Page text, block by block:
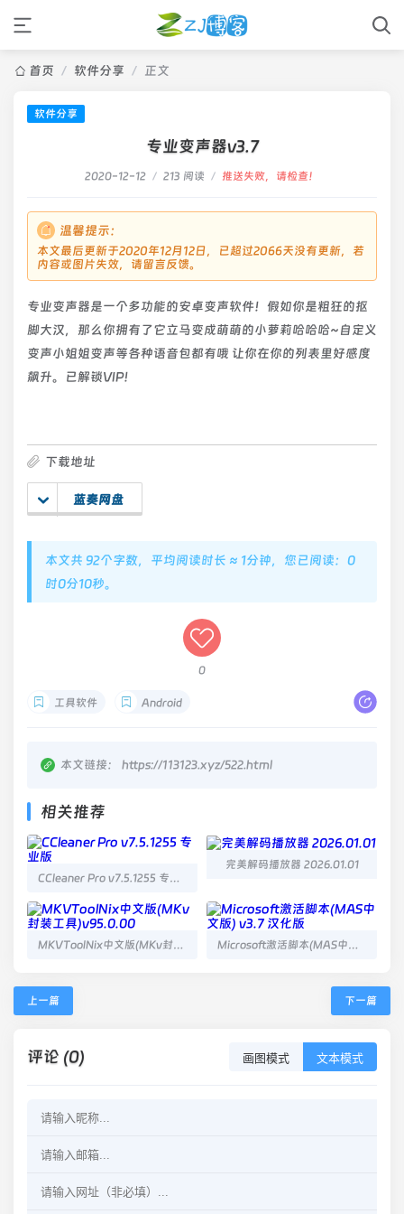
首页 / 软件分享 / 正文
软件分享
专业变声器v3.7
2020-12-12 / 213 阅读 / 推送失败，请检查！
温馨提示：
本文最后更新于2020年12月12日，已超过2066天没有更新，若
内容或图片失效，请留言反馈。
专业变声器是一个多功能的安卓变声软件！假如你是粗狂的抠
脚大汉，那么你拥有了它立马变成萌萌的小萝莉哈哈哈~自定义
变声小姐姐变声等各种语音包都有哦 让你在你的列表里好感度
飙升。已解锁VIP！
下载地址
蓝奏网盘
本文共 92个字数，平均阅读时长 ≈ 1分钟，您已阅读：0
时0分10秒。
0
工具软件 Android
本文链接： https://113123.xyz/522.html
相关推荐
CCleaner Pro v7.5.1255 专业版
完美解码播放器 2026.01.01
MKVToolNix中文版(MKv封装工具)v95.0.00 Microsoft激活脚本(MAS中文版) v3.7 汉化版
上一篇 下一篇
评论 (0) 画图模式 文本模式